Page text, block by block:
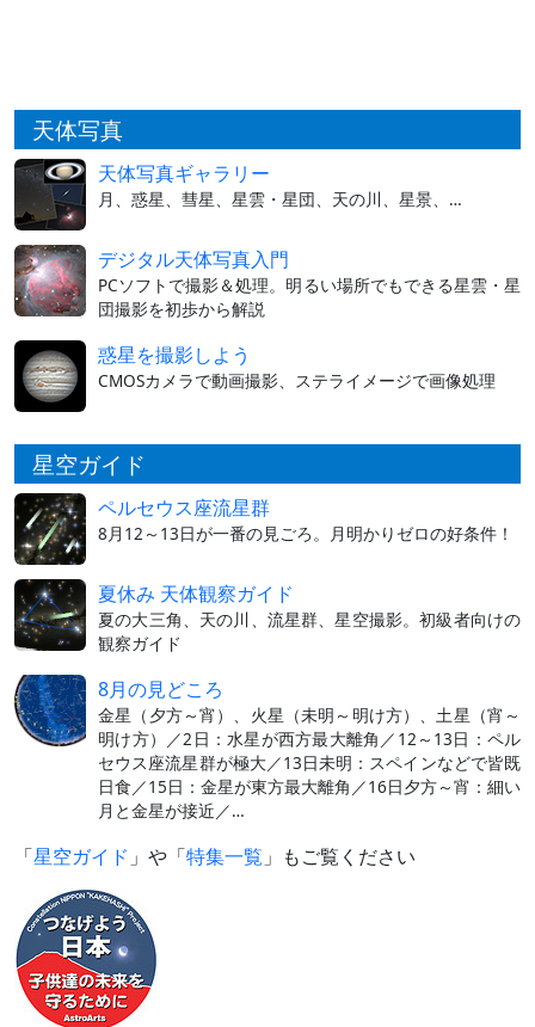
天体写真
天体写真ギャラリー
月、惑星、彗星、星雲・星団、天の川、星景、…
デジタル天体写真入門
PCソフトで撮影＆処理。明るい場所でもできる星雲・星
団撮影を初歩から解説
惑星を撮影しよう
CMOSカメラで動画撮影、ステライメージで画像処理
星空ガイド
ペルセウス座流星群
8月12～13日が一番の見ごろ。月明かりゼロの好条件！
夏休み 天体観察ガイド
夏の大三角、天の川、流星群、星空撮影。初級者向けの
観察ガイド
8月の見どころ
金星（夕方～宵）、火星（未明～明け方）、土星（宵～
明け方）／2日：水星が西方最大離角／12～13日：ペル
セウス座流星群が極大／13日未明：スペインなどで皆既
日食／15日：金星が東方最大離角／16日夕方～宵：細い
月と金星が接近／…
「星空ガイド 」や「特集一覧 」もご覧ください